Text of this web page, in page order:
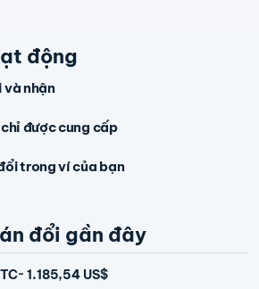
động
và nhận
được cung cấp
trong ví của bạn
đổi gần đây
~ 1.185,54 US$